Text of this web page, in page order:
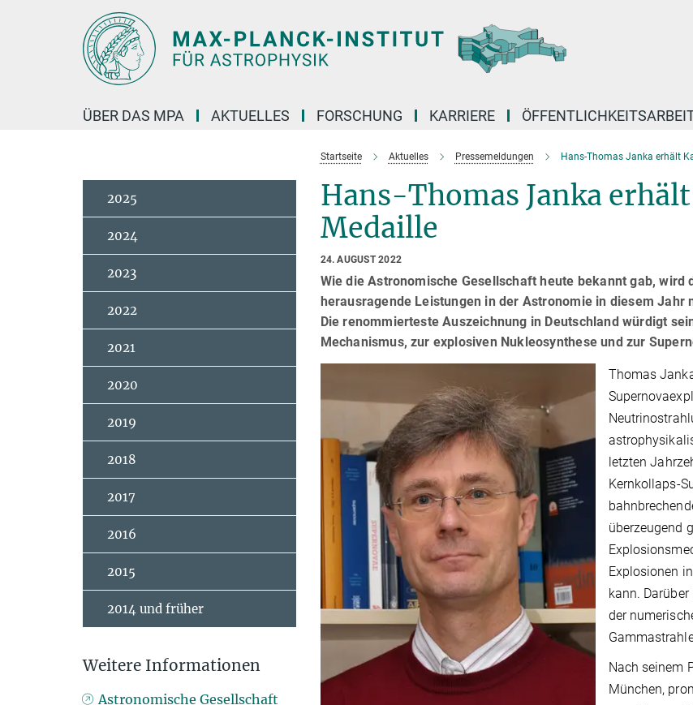
ÜBER DAS MPA AKTUELLES FORSCHUNG KARRIERE
Startseite Aktuelles Pressemeldungen Hans-Thomas Janka erhält
Hans-Thomas Janka
Medaille
24. AUGUST 2022
Wie die Astronomische Gesellschaft heute bekannt gab,
herausragende Leistungen in der Astronomie in diesem
Die renommierteste Auszeichnung in Deutschland würdigt
Mechanismus, zur explosiven Nukleosynthese und zur
Thomas
letzten
Kernkollaps-
überzeugend
Explosionen
kann.
der
Nach seinem
München,
2025
2024
2023
2022
2021
2020
2019
2018
2017
2016
2015
2014 und früher
Weitere Informationen
Astronomische Gesellschaft